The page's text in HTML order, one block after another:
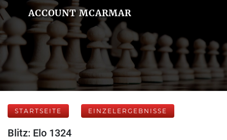
ACCOUNT MCARMAR
STARTSEITE EINZELERGEBNISSE
Blitz: Elo 1324